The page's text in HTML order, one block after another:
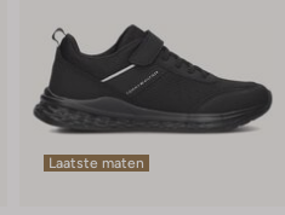
Laatste maten